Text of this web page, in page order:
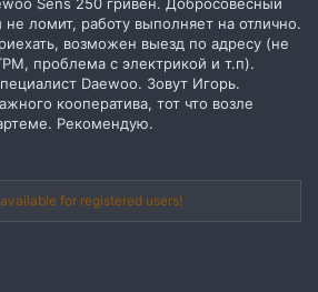
ломит, работу выполняет на отлично.
возможен выезд по адресу (не
проблема с электрикой и т.п).
Daewoo. Зовут Игорь.
кооператива, тот что возле
Рекомендую.
for registered users!